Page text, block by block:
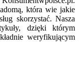
która wie jakie
skorzystać. Nasza
dzięki którym
weryfikującym